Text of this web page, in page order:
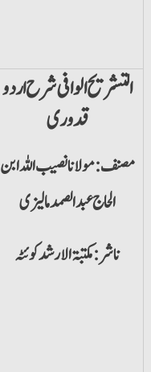
التشریح الوافی شرح اردو
قدوری
مصنف: مولانا نصیب اللہ ابن
الحاج عبدالصمد مالیزی
ناشر: مکتبۃ الارشد کوئٹہ